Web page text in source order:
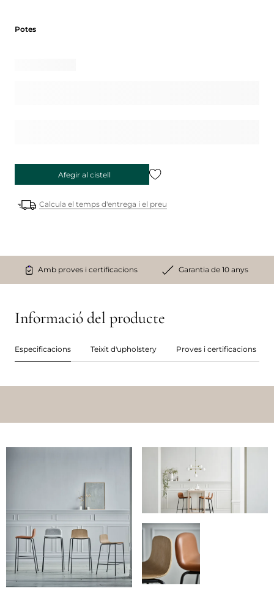
Potes
Afegir al cistell
Calcula el temps d'entrega i el preu
Amb proves i certificacions Garantia de 10 anys
Informació del producte
Especificacions Teixit d'upholstery Proves i certificacions